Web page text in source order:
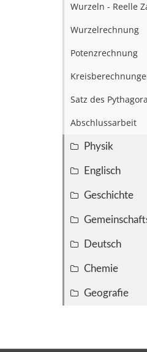
Wurzeln - Reelle
Wurzelrechnung
Potenzrechnung
Satz des
Abschlussarbeit
Physik
Englisch
Geschichte
Deutsch
Chemie
Geografie